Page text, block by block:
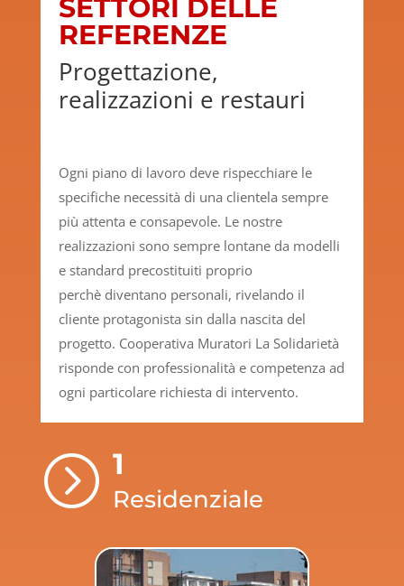
SETTORI DELLE
REFERENZE
Progettazione,
realizzazioni e restauri
Ogni piano di lavoro deve rispecchiare le
specifiche necessità di una clientela sempre
più attenta e consapevole. Le nostre
realizzazioni sono sempre lontane da modelli
e standard precostituiti proprio
perchè diventano personali, rivelando il
cliente protagonista sin dalla nascita del
progetto. Cooperativa Muratori La Solidarietà
risponde con professionalità e competenza ad
ogni particolare richiesta di intervento.
= 1
Residenziale